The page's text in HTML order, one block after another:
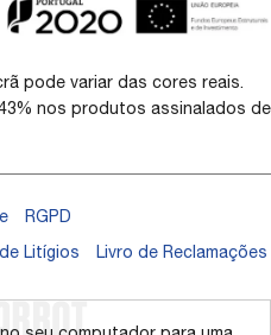
pode variar das cores reais.
nos produtos assinalados de
RGPD
Litígios Livro de Reclamações